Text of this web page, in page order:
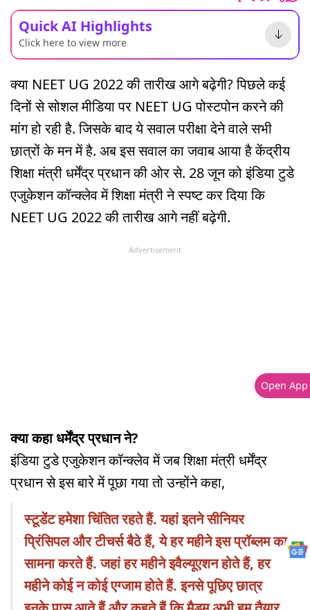
Quick AI Highlights
Click here to view more
क्या NEET UG 2022 की तारीख आगे बढ़ेगी? पिछले कई
दिनों से सोशल मीडिया पर NEET UG पोस्टपोन करने की
मांग हो रही है. जिसके बाद ये सवाल परीक्षा देने वाले सभी
छात्रों के मन में है. अब इस सवाल का जवाब आया है केंद्रीय
शिक्षा मंत्री धर्मेंद्र प्रधान की ओर से. 28 जून को इंडिया टुडे
एजुकेशन कॉन्क्लेव में शिक्षा मंत्री ने स्पष्ट कर दिया कि
NEET UG 2022 की तारीख आगे नहीं बढ़ेगी.
Advertisement
क्या कहा धर्मेंद्र प्रधान ने?
इंडिया टुडे एजुकेशन कॉन्क्लेव में जब शिक्षा मंत्री धर्मेंद्र
प्रधान से इस बारे में पूछा गया तो उन्होंने कहा,
स्टूडेंट हमेशा चिंत‍ित रहते हैं. यहां इतने सीनियर
प्रिंसिपल और टीचर्स बैठे हैं, ये हर महीने इस प्रॉब्लम का
सामना करते हैं. जहां हर महीने इवैल्यूएशन होते हैं, हर
महीने कोई न कोई एग्जाम होते हैं. इनसे पूछ‍िए छात्र
Open App